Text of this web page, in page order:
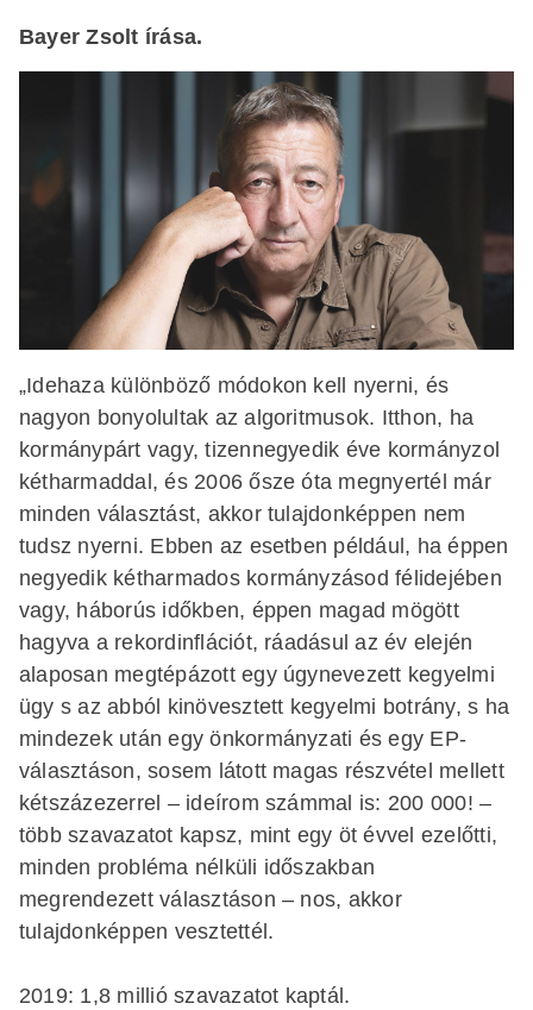
Bayer Zsolt írása.
„Idehaza különböző módokon kell nyerni, és
nagyon bonyolultak az algoritmusok. Itthon, ha
kormánypárt vagy, tizennegyedik éve kormányzol
kétharmaddal, és 2006 ősze óta megnyertél már
minden választást, akkor tulajdonképpen nem
tudsz nyerni. Ebben az esetben például, ha éppen
negyedik kétharmados kormányzásod félidejében
vagy, háborús időkben, éppen magad mögött
hagyva a rekordinflációt, ráadásul az év elején
alaposan megtépázott egy úgynevezett kegyelmi
ügy s az abból kinövesztett kegyelmi botrány, s ha
mindezek után egy önkormányzati és egy EP-
választáson, sosem látott magas részvétel mellett
kétszázezerrel – ideírom számmal is: 200 000! –
több szavazatot kapsz, mint egy öt évvel ezelőtti,
minden probléma nélküli időszakban
megrendezett választáson – nos, akkor
tulajdonképpen vesztettél.
2019: 1,8 millió szavazatot kaptál.